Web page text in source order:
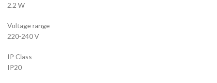
2.2 W
Voltage range
220-240 V
IP Class
IP20